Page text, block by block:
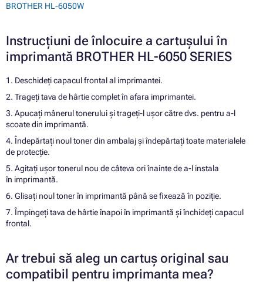
BROTHER HL-6050W
Instrucțiuni de înlocuire a cartușului în
imprimantă BROTHER HL-6050 SERIES
1. Deschideți capacul frontal al imprimantei.
2. Trageți tava de hârtie complet în afara imprimantei.
3. Apucați mânerul tonerului și trageți-l ușor către dvs. pentru a-l
scoate din imprimantă.
4. Îndepărtați noul toner din ambalaj și îndepărtați toate materialele
de protecție.
5. Agitați ușor tonerul nou de câteva ori înainte de a-l instala
în imprimantă.
6. Glisați noul toner în imprimantă până se fixează în poziție.
7. Împingeți tava de hârtie înapoi în imprimantă și închideți capacul
frontal.
Ar trebui să aleg un cartuș original sau
compatibil pentru imprimanta mea?